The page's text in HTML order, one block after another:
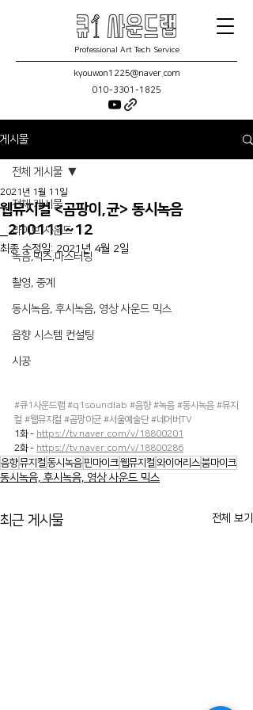
Professional Art Tech Service
kyouwon1225@naver.com
010-3301-1825
게시물
전체 게시물
라이브 사운드
녹음,믹스,마스터링
촬영, 중계
동시녹음, 후시녹음, 영상 사운드 믹스
음향 시스템 컨설팅
시공
전체 게시물
웹뮤지컬 <곰팡이,균> 동시녹음
_210111~12
2021년 1월 11일
최종 수정일: 2021년 4월 2일
#큐1사운드랩 #q1soundlab #음향 #녹음 #동시녹음 #뮤지
컬 #웹뮤지컬 #곰팡이균 #서울예술단 #네어버TV
1화 - https://tv.naver.com/v/18800201
2화 - https://tv.naver.com/v/18800286
음향뮤지컬 동시녹음핀마이크 웹뮤지컬 와이어리스 붐마이크
동시녹음, 후시녹음, 영상 사운드 믹스
최근 게시물 전체 보기